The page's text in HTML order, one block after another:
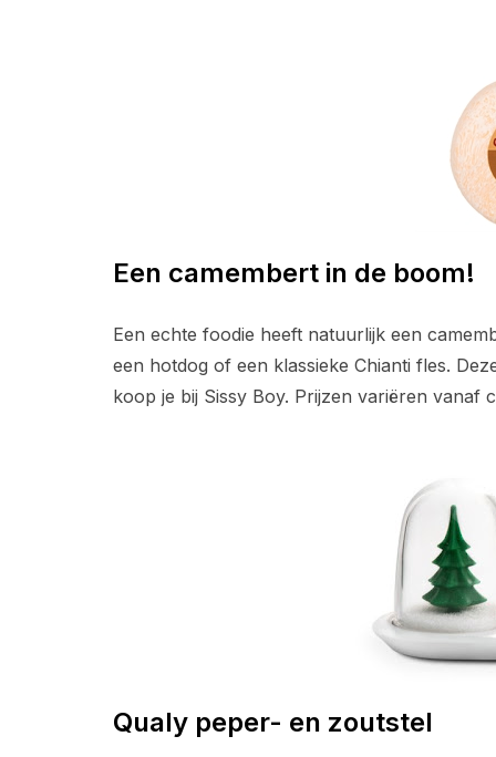
Een camembert in de boom!
Een echte foodie heeft natuurlijk een
een hotdog of een klassieke Chianti fles.
koop je bij Sissy Boy. Prijzen variëren vanaf
Qualy peper- en zoutstel